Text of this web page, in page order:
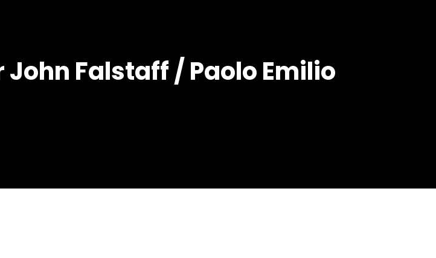
Falstaff / Paolo Emilio